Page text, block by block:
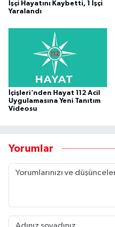
İşçi Hayatını Kaybetti, 1 İşçi
Yaralandı
İçişleri'nden Hayat 112 Acil
Uygulamasına Yeni Tanıtım
Videosu
Yorumlar